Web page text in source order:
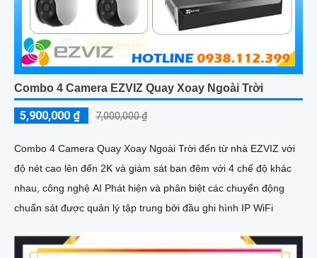
Combo 4 Camera EZVIZ Quay Xoay Ngoài Trời
5,900,000 ₫ 7,000,000 ₫
Combo 4 Camera Quay Xoay Ngoài Trời đến từ nhà EZVIZ với
độ nét cao lên đến 2K và giám sát ban đêm với 4 chế độ khác
nhau, công nghệ AI Phát hiện và phân biệt các chuyển động
chuẩn sát được quản lý tập trung bởi đầu ghi hình IP WiFi